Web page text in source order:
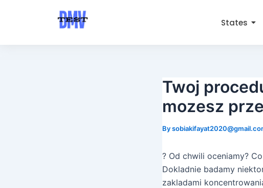
States
Twoj
mozesz
By
? Od chwili oceniamy?
Dokladnie badamy
zakladami